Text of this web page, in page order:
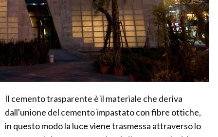
Il cemento trasparente è il materiale che deriva
dall'unione del cemento impastato con fibre ottiche,
in questo modo la luce viene trasmessa attraverso lo